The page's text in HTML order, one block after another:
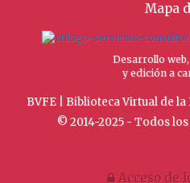
Mapa
Desarrollo
y edición a
BVFE | Biblioteca Virtual de
© 2014-2025 - Todos
Acceso de